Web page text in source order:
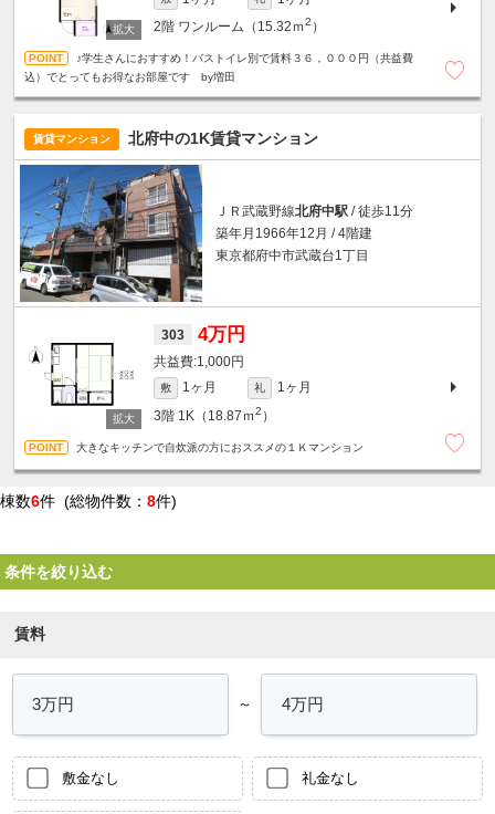
2階 ワンルーム（15.32ｍ2 ）
♪学生さんにおすすめ！バストイレ別で賃料３６，０００円（共益費
込）でとってもお得なお部屋です by増田
賃貸マンション 北府中の1K賃貸マンション
ＪＲ武蔵野線北府中駅 / 徒歩11分
築年月1966年12月 / 4階建
東京都府中市武蔵台1丁目
303 4万円
1,000円
敷 1ヶ月 礼
1ヶ月
3階 1K（18.87ｍ2 ）
大きなキッチンで自炊派の方におススメの１Ｋマンション
棟数6件 (総物件数： 8件)
条件を絞り込む
賃料
～
敷金なし 礼金なし